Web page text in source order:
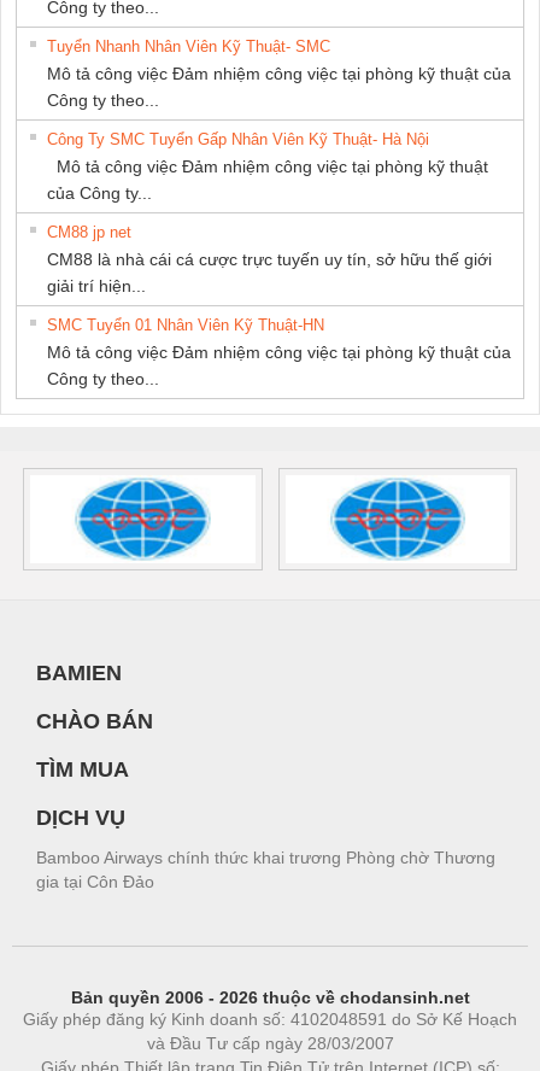
Công ty theo...
Tuyển Nhanh Nhân Viên Kỹ Thuật- SMC
Mô tả công việc Đảm nhiệm công việc tại phòng kỹ thuật của
Công ty theo...
Công Ty SMC Tuyển Gấp Nhân Viên Kỹ Thuật- Hà Nội
Mô tả công việc Đảm nhiệm công việc tại phòng kỹ thuật
của Công ty...
CM88 jp net
CM88 là nhà cái cá cược trực tuyến uy tín, sở hữu thế giới
giải trí hiện...
SMC Tuyển 01 Nhân Viên Kỹ Thuật-HN
Mô tả công việc Đảm nhiệm công việc tại phòng kỹ thuật của
Công ty theo...
BAMIEN
CHÀO BÁN
TÌM MUA
DỊCH VỤ
Bamboo Airways chính thức khai trương Phòng chờ Thương
gia tại Côn Đảo
Bản quyền 2006 - 2026 thuộc về chodansinh.net
Giấy phép đăng ký Kinh doanh số: 4102048591 do Sở Kế Hoạch
và Đầu Tư cấp ngày 28/03/2007
Giấy phép Thiết lập trang Tin Điện Tử trên Internet (ICP) số: